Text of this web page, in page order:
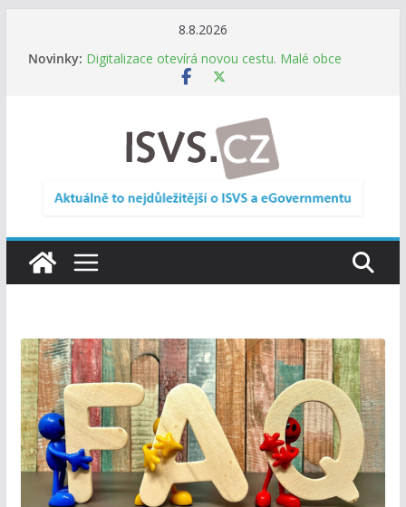
8.8.2026
Novinky: Digitalizace otevírá novou cestu. Malé obce
nemusí zanikat, mohou více spolupracovat
DIA: Informační systém dlouhodobého řízení
(ISDŘ) je od července v plném provozu
RVIS – Výbor pro architekturu a řízení ICT
zveřejnil materiály z nového jednání
Informace o obcích vždy po ruce. SMS ČR spouští